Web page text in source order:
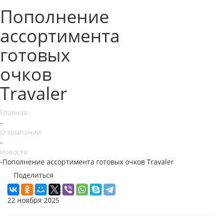
Пополнение
ассортимента
готовых
очков
Travaler
Главная
-
О компании
-
Новости
-Пополнение ассортимента готовых очков Travaler
Поделиться
22 ноября 2025